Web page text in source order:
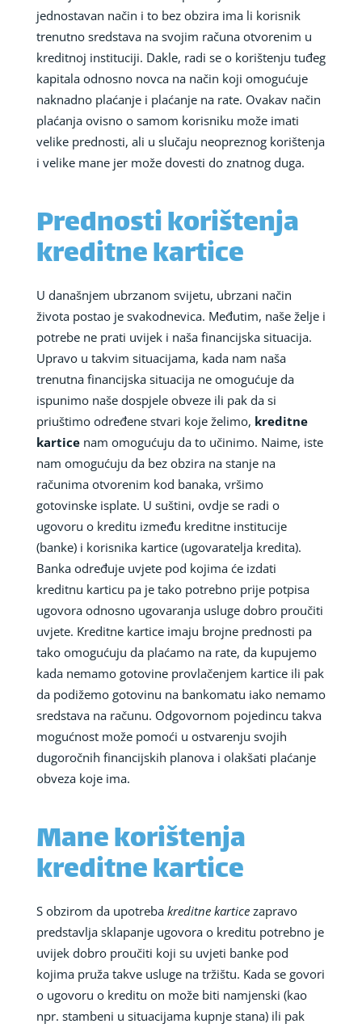
jednostavan način i to bez obzira ima li korisnik
trenutno sredstava na svojim računa otvorenim u
kreditnoj instituciji. Dakle, radi se o korištenju tuđeg
kapitala odnosno novca na način koji omogućuje
naknadno plaćanje i plaćanje na rate. Ovakav način
plaćanja ovisno o samom korisniku može imati
velike prednosti, ali u slučaju neopreznog korištenja
i velike mane jer može dovesti do znatnog duga.
Prednosti korištenja
kreditne kartice
U današnjem ubrzanom svijetu, ubrzani način
života postao je svakodnevica. Međutim, naše želje i
potrebe ne prati uvijek i naša financijska situacija.
Upravo u takvim situacijama, kada nam naša
trenutna financijska situacija ne omogućuje da
ispunimo naše dospjele obveze ili pak da si
priuštimo određene stvari koje želimo, kreditne
karticenam omogućuju da to učinimo. Naime, iste
nam omogućuju da bez obzira na stanje na
računima otvorenim kod banaka, vršimo
gotovinske isplate. U suštini, ovdje se radi o
ugovoru o kreditu između kreditne institucije
(banke) i korisnika kartice (ugovaratelja kredita).
Banka određuje uvjete pod kojima će izdati
kreditnu karticu pa je tako potrebno prije potpisa
ugovora odnosno ugovaranja usluge dobro proučiti
uvjete. Kreditne kartice imaju brojne prednosti pa
tako omogućuju da plaćamo na rate, da kupujemo
kada nemamo gotovine provlačenjem kartice ili pak
da podižemo gotovinu na bankomatu iako nemamo
sredstava na računu. Odgovornom pojedincu takva
mogućnost može pomoći u ostvarenju svojih
dugoročnih financijskih planova i olakšati plaćanje
obveza koje ima.
Mane korištenja
kreditne kartice
S obzirom da upotreba kreditne karticezapravo
predstavlja sklapanje ugovora o kreditu potrebno je
uvijek dobro proučiti koji su uvjeti banke pod
kojima pruža takve usluge na tržištu. Kada se govori
o ugovoru o kreditu on može biti namjenski (kao
npr. stambeni u situacijama kupnje stana) ili pak